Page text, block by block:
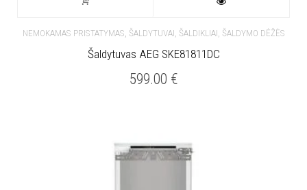
NEMOKAMAS PRISTATYMAS, ŠALDYTUVAI, ŠALDIKLIAI, ŠALDYMO DĖŽĖS
Šaldytuvas AEG SKE81811DC
599.00 €